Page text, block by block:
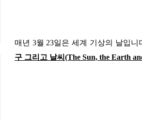
매년 3월 23일은 세계 기상의 날입니
구 그리고 날씨 (The Sun, the Earth